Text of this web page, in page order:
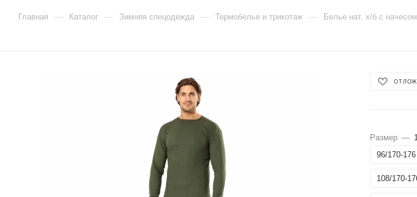
Главная — Каталог — Зимняя спецодежда — Термобелье и трикотаж — Белье нат. х/б с
Размер —
96/170-176
108/170-